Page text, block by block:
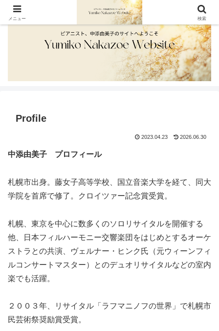
Profile
2023.04.23 2026.06.30
中添由美子 プロフィール
札幌市出身。藤女子高等学校、国立音楽大学を経て、同大
学院を首席で修了。クロイツァー記念賞受賞。
札幌、東京を中心に数多くのソロリサイタルを開催する
他、日本フィルハーモニー交響楽団をはじめとするオーケ
ストラとの共演、ヴェルナー・ヒンク氏（元ウィーンフィ
ルコンサートマスター）とのデュオリサイタルなどの室内
楽でも活躍。
２００３年、リサイタル「ラフマニノフの世界」で札幌市
民芸術祭奨励賞受賞。
メニュー 検索